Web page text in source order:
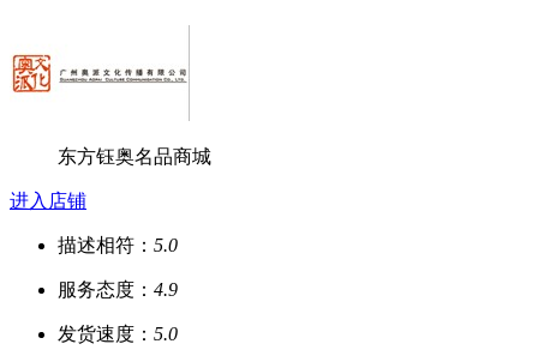
东方钰奥名品商城
进入店铺
描述相符： 5.0
服务态度： 4.9
发货速度： 5.0